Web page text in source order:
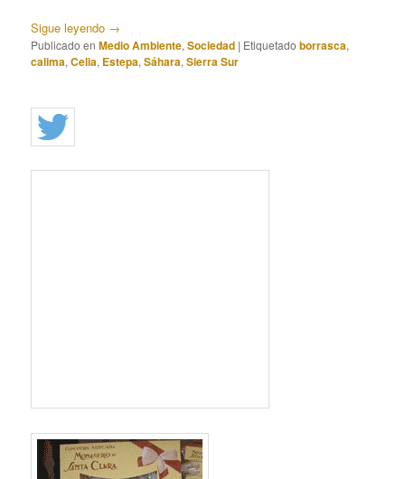
Sigue leyendo →
Publicado en Medio Ambiente,Sociedad | Etiquetado borrasca,
calima,Celia, Estepa,Sáhara,Sierra Sur